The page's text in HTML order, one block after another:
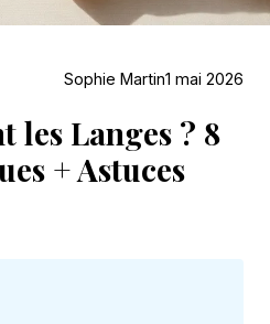
Sophie Martin1 mai 2026
les Langes ? 8
+ Astuces